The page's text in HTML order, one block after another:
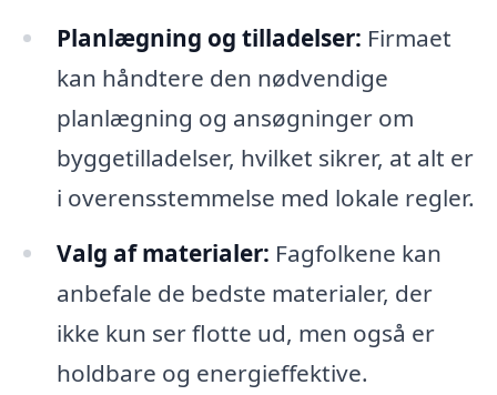
Planlægning og tilladelser: Firmaet
kan håndtere den nødvendige
planlægning og ansøgninger om
byggetilladelser, hvilket sikrer, at alt er
i overensstemmelse med lokale regler.
Valg af materialer: Fagfolkene kan
anbefale de bedste materialer, der
ikke kun ser flotte ud, men også er
holdbare og energieffektive.